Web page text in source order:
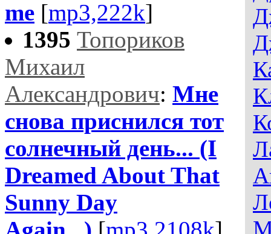
me [mp3,222k]
1395 Топориков
Михаил
Александрович: Мне
снова приснился тот
солнечный день... (I
Dreamed About That
Sunny Day